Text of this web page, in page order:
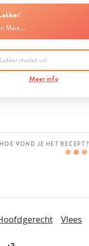
Maia...
Meer info
HOE VOND JE HET RECEPT?
Vlees